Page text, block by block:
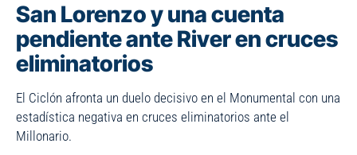
San Lorenzo y una cuenta
pendiente ante River en cruces
eliminatorios
El Ciclón afronta un duelo decisivo en el Monumental con una
estadística negativa en cruces eliminatorios ante el
Millonario.